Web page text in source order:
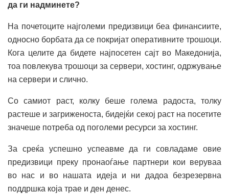
да ги надминете?
На почетоците најголеми предизвици беа финансиите,
односно борбата да се покријат оперативните трошоци.
Кога целите да бидете најпосетен сајт во Македонија,
тоа повлекува трошоци за сервери, хостинг, одржување
на сервери и слично.
Со самиот раст, колку беше голема радоста, толку
растеше и загриженоста, бидејќи секој раст на посетите
значеше потреба од поголеми ресурси за хостинг.
За среќа успешно успеавме да ги совладаме овие
предизвици преку пронаоѓање партнери кои веруваа
во нас и во нашата идеја и ни дадоа безрезервна
поддршка која трае и ден денес.